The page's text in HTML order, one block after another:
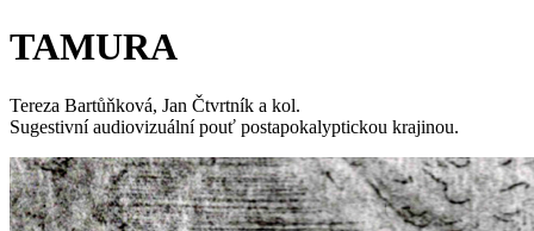
TAMURA
Tereza Bartůňková, Jan Čtvrtník a kol.
Sugestivní audiovizuální pouť postapokalyptickou krajinou.